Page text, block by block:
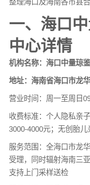
一、海口
中心详情
机构名称：海口中量琼
地址：海南省海口市龙
营业时间：周一至周日
收费标准：个人隐私亲
3000-4000元；无创胎
服务范围：全海口市龙
受理，同时辐射海南三
支持上门采样送检